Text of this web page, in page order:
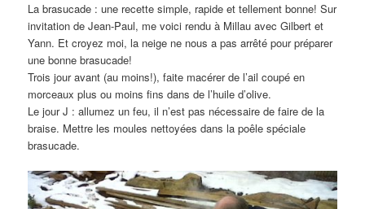
La brasucade : une recette simple, rapide et tellement bonne! Sur
invitation de Jean-Paul, me voici rendu à Millau avec Gilbert et
Yann. Et croyez moi, la neige ne nous a pas arrêté pour préparer
une bonne brasucade!
Trois jour avant (au moins!), faite macérer de l’ail coupé en
morceaux plus ou moins fins dans de l’huile d’olive.
Le jour J : allumez un feu, il n’est pas nécessaire de faire de la
braise. Mettre les moules nettoyées dans la poêle spéciale
brasucade.